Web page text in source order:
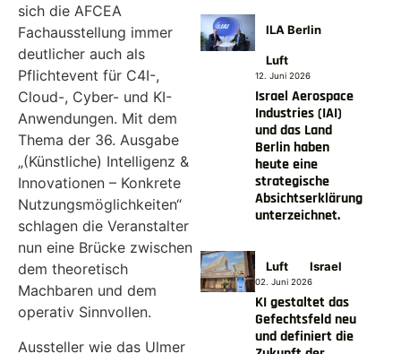
sich die AFCEA
Fachausstellung immer
deutlicher auch als
Pflichtevent für C4I-,
Cloud-, Cyber- und KI-
Anwendungen. Mit dem
Thema der 36. Ausgabe
„(Künstliche) Intelligenz &
Innovationen – Konkrete
Nutzungsmöglichkeiten“
schlagen die Veranstalter
nun eine Brücke zwischen
dem theoretisch
Machbaren und dem
operativ Sinnvollen.
Aussteller wie das Ulmer
ILA Berlin
Luft
12. Juni 2026
Israel Aerospace
Industries (IAI)
und das Land
Berlin haben
heute eine
strategische
Absichtserklärung
unterzeichnet.
Luft Israel
02. Juni 2026
KI gestaltet das
Gefechtsfeld neu
und definiert die